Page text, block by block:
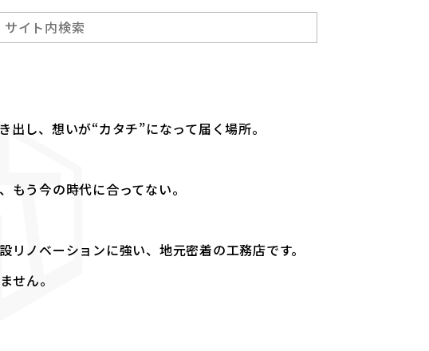
し、想いが“カタチ”になって届く場所。
う今の時代に合ってない。
ノベーションに強い、地元密着の工務店です。
せん。